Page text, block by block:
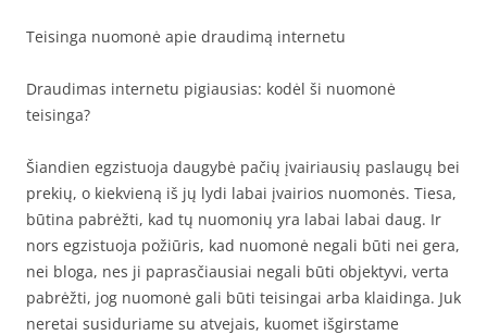
Teisinga nuomonė apie draudimą internetu
Draudimas internetu pigiausias: kodėl ši nuomonė
teisinga?
Šiandien egzistuoja daugybė pačių įvairiausių paslaugų bei
prekių, o kiekvieną iš jų lydi labai įvairios nuomonės. Tiesa,
būtina pabrėžti, kad tų nuomonių yra labai labai daug. Ir
nors egzistuoja požiūris, kad nuomonė negali būti nei gera,
nei bloga, nes ji paprasčiausiai negali būti objektyvi, verta
pabrėžti, jog nuomonė gali būti teisingai arba klaidinga. Juk
neretai susiduriame su atvejais, kuomet išgirstame